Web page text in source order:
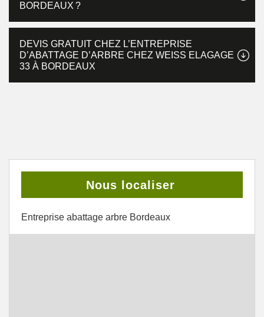
BORDEAUX ?
DEVIS GRATUIT CHEZ L’ENTREPRISE
D’ABATTAGE D’ARBRE CHEZ WEISS ELAGAGE
33 À BORDEAUX
Nous localiser
Entreprise abattage arbre Bordeaux